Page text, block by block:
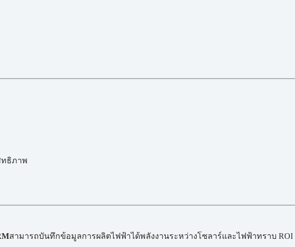
ทธิภาพ
สามารถบันทึกข้อมูลการผลิตไฟฟ้าได้พลังงานระหว่างโซลาร์และไฟฟ้าทราบ ROI